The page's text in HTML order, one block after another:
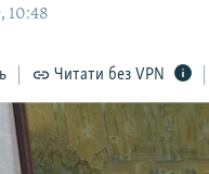
10:48
Читати без VPN